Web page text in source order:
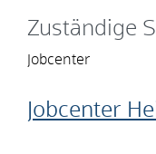
Zuständige
Jobcenter
Jobcenter